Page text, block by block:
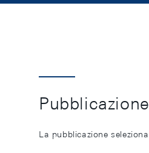
La pubblicazione